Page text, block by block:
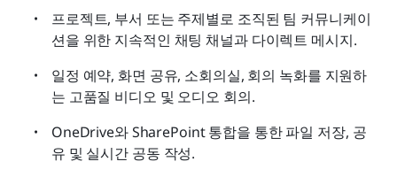
프로젝트, 부서 또는 주제별로 조직된 팀 커뮤니케이
션을 위한 지속적인 채팅 채널과 다이렉트 메시지.
일정 예약, 화면 공유, 소회의실, 회의 녹화를 지원하
는 고품질 비디오 및 오디오 회의.
OneDrive와 SharePoint 통합을 통한 파일 저장, 공
유 및 실시간 공동 작성.